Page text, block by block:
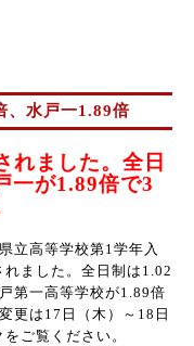
、水戸一1.89倍
れました。全日
一が1.89倍で3
立高等学校第1学年入
ました。全日制は1.02
第一高等学校が1.89倍
更は 17 日（木）～ 18 日
ご覧ください。